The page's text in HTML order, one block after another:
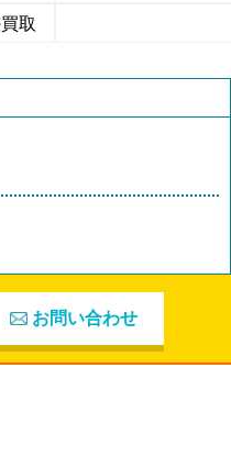
取
お問い合わせ